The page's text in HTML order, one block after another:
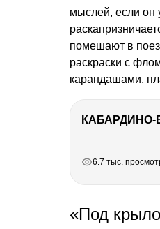
мыслей, если он
помешают в
раскраски с
карандашами,
6.7 тыс.
«Под